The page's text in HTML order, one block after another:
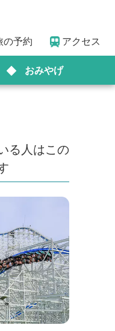
の予約 アクセス
おみやげ
る人はこの